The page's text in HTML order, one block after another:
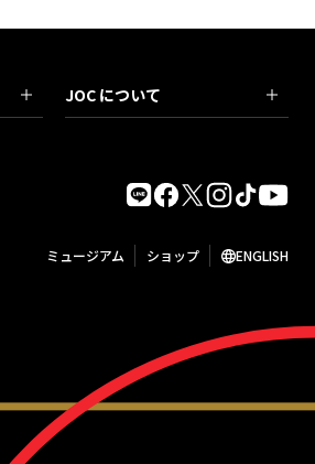
JOC について
ミュージアム ショップ ENGLISH